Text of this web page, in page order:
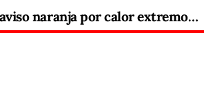
Madrid activa el aviso naranja por calor extremo con temperaturas que superan los 40 grados